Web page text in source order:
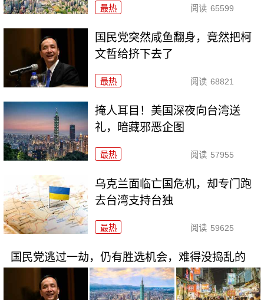
最热 阅读 65599
国民党突然咸鱼翻身，竟然把柯
文哲给挤下去了
最热 阅读 68821
掩人耳目！美国深夜向台湾送
礼，暗藏邪恶企图
最热 阅读 57955
乌克兰面临亡国危机，却专门跑
去台湾支持台独
最热 阅读 59625
国民党逃过一劫，仍有胜选机会，难得没捣乱的